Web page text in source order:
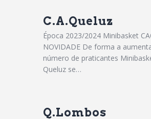
C.A.Queluz
Época 2023/2024 Minibasket
NOVIDADE De forma a
número de praticantes
Queluz se…
Q.Lombos